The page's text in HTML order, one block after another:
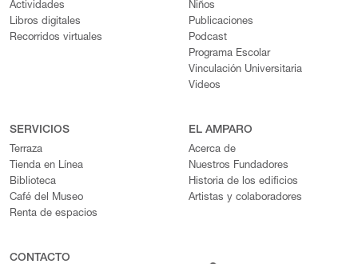
Actividades
Libros digitales
Recorridos virtuales
Niños
Publicaciones
Podcast
Programa Escolar
Vinculación Universitaria
Videos
SERVICIOS
Terraza
Tienda en Línea
Biblioteca
Café del Museo
Renta de espacios
EL AMPARO
Acerca de
Nuestros Fundadores
Historia de los edificios
Artistas y colaboradores
CONTACTO